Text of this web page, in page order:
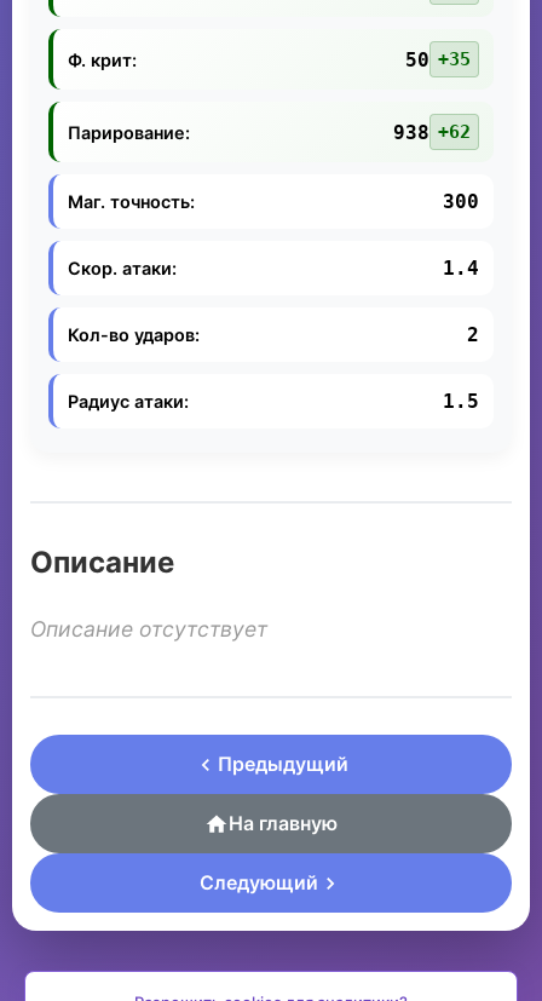
Ф. крит: 50 +35
Парирование: 938 +62
Маг. точность: 300
Скор. атаки: 1.4
Кол-во ударов: 2
Радиус атаки: 1.5
Описание
Описание отсутствует
Предыдущий
На главную
Следующий